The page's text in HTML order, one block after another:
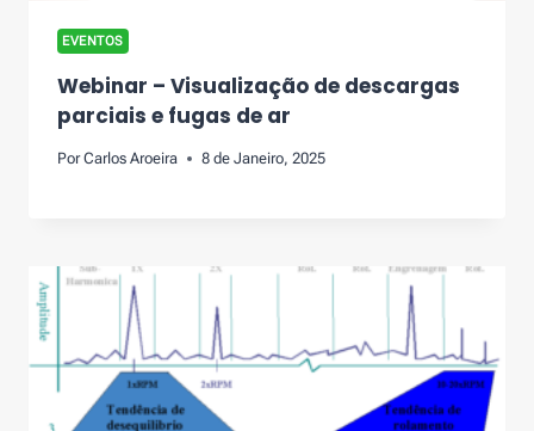
EVENTOS
Webinar – Visualização de descargas
parciais e fugas de ar
Por Carlos Aroeira 8 de Janeiro, 2025